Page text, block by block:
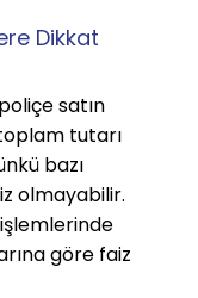
Dikkat
satın
tutarı
bazı
olmayabilir.
göre faiz